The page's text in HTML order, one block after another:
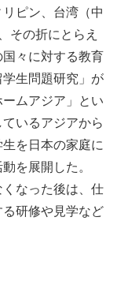
ピン、台湾（中
その折にとらえ
々に対する教育
生問題研究」が
ムアジア」とい
いるアジアから
を日本の家庭に
を展開した。
なった後は、仕
研修や見学など